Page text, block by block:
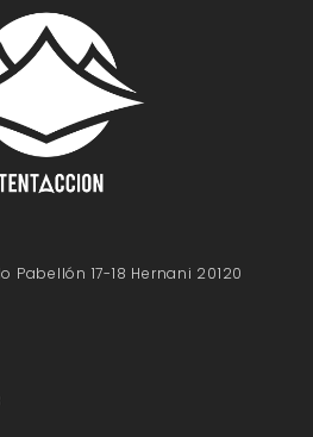
Pabellón 17-18 Hernani 20120